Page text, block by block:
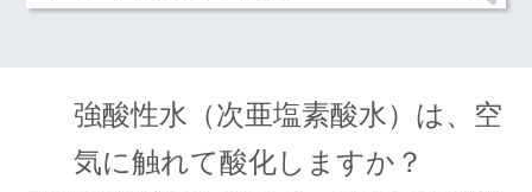
強酸性水（次亜塩素酸水）は、空
気に触れて酸化しますか？